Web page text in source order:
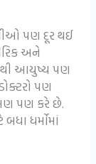
પણ દૂર થઈ
અને
આયુષ્ય પણ
પણ
પણ કરે છે.
ધર્મોમાં